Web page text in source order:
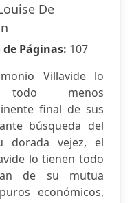
De
Páginas: 107
Villavide lo
menos
final de sus
búsqueda del
dorada vejez, el
lo tienen todo
de su mutua
económicos,